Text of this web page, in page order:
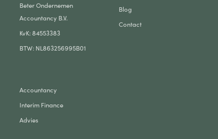
Beter Ondernemen
Accountancy B.V.
KvK: 84553383
BTW: NL863256995B01
Blog
Contact
Accountancy
Interim Finance
Advies